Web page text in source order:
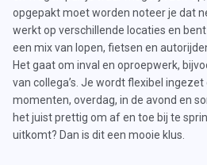
opgepakt moet worden noteer je dat
werkt op verschillende locaties en
een mix van lopen, fietsen en
Het gaat om inval en oproepwerk,
van collega’s. Je wordt flexibel
momenten, overdag, in de avond en
het juist prettig om af en toe bij te
uitkomt? Dan is dit een mooie klus.